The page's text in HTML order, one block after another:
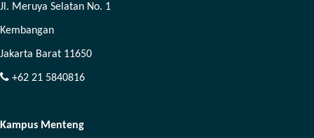
Jl. Meruya Selatan No. 1
Kembangan
Jakarta Barat 11650
+62 21 5840816
Kampus Menteng